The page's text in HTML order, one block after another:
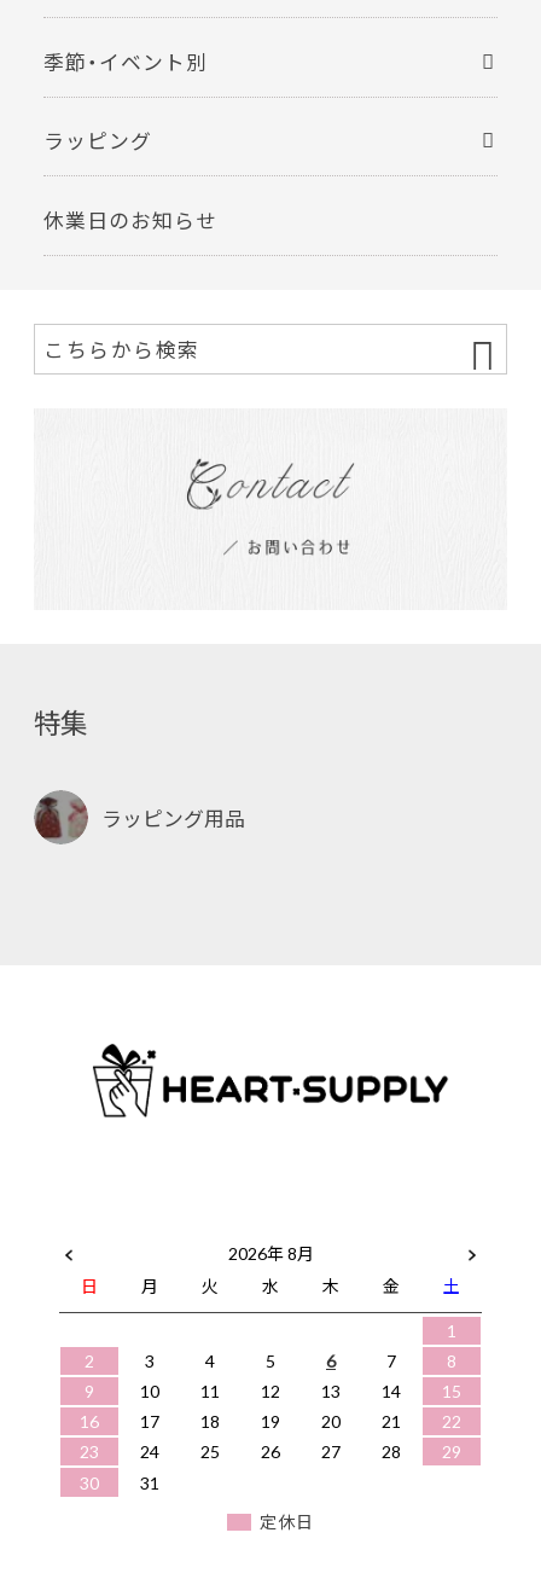
季節・イベント別
ラッピング
休業日のお知らせ
特集
ラッピング用品
2026年 8月
日
月 火 水 木 金
土
1
2
3 4 5 6 7
8
9
10 11 12 13 14
15
16
17 18 19 20 21
22
23
24 25 26 27 28
29
30
31
定休日